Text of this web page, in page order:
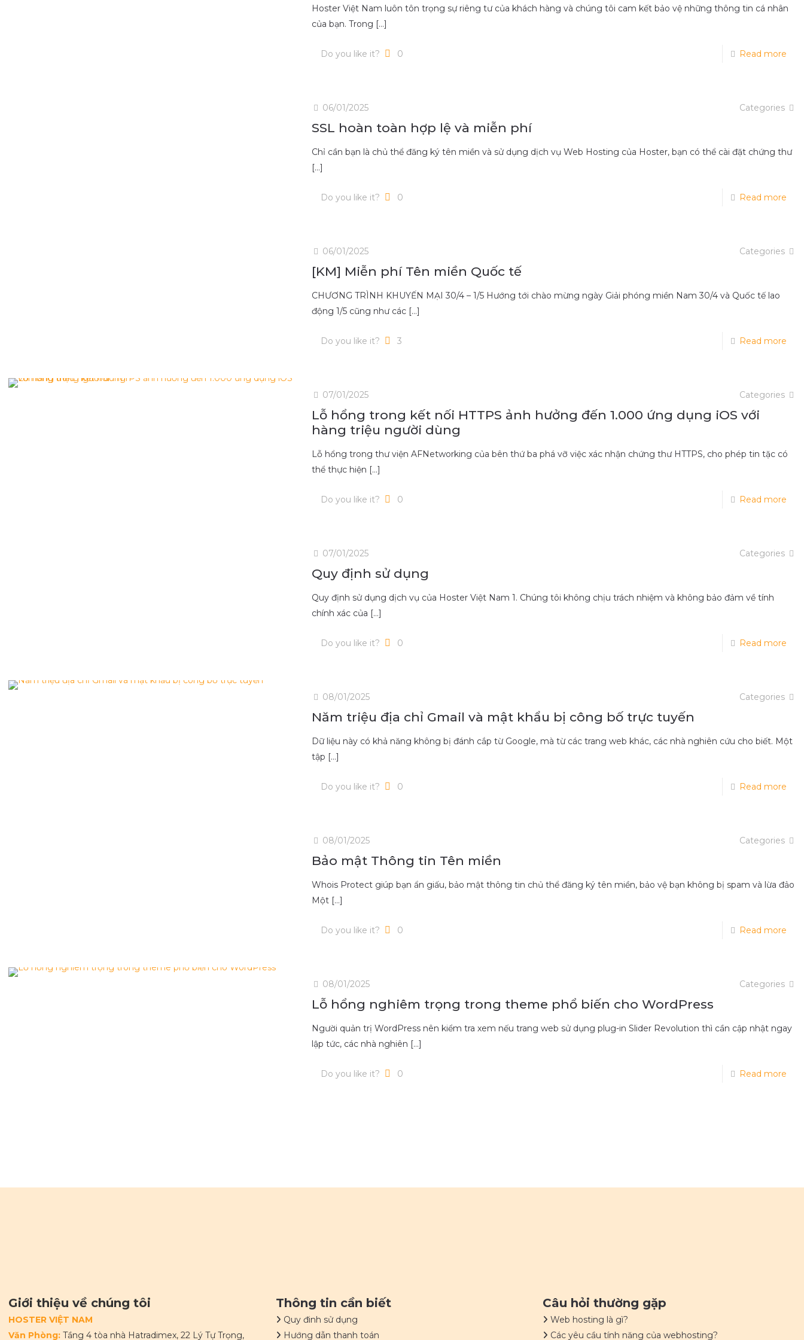
Hoster Việt Nam luôn tôn trọng sự riêng tư của khách hàng và chúng tôi cam kết bảo vệ những thông tin cá nhân
của bạn. Trong […]
Do you like it? 0 Read more
06/01/2025 Categories
SSL hoàn toàn hợp lệ và miễn phí
Chỉ cần bạn là chủ thể đăng ký tên miền và sử dụng dịch vụ Web Hosting của Hoster, bạn có thể cài đặt chứng thư
[…]
Do you like it? 0 Read more
06/01/2025 Categories
[KM] Miễn phí Tên miền Quốc tế
CHƯƠNG TRÌNH KHUYẾN MẠI 30/4 – 1/5 Hướng tới chào mừng ngày Giải phóng miền Nam 30/4 và Quốc tế lao
động 1/5 cũng như các[…]
Do you like it? 3 Read more
07/01/2025 Categories
Lỗ hổng trong kết nối HTTPS ảnh hưởng đến 1.000 ứng dụng iOS với
hàng triệu người dùng
Lỗ hổng trong thư viện AFNetworking của bên thứ ba phá vỡ việc xác nhận chứng thư HTTPS, cho phép tin tặc có
thể thực hiện […]
Do you like it? 0 Read more
07/01/2025 Categories
Quy định sử dụng
Quy định sử dụng dịch vụ của Hoster Việt Nam 1. Chúng tôi không chịu trách nhiệm và không bảo đảm về tính
chính xác của […]
Do you like it? 0 Read more
08/01/2025 Categories
Năm triệu địa chỉ Gmail và mật khẩu bị công bố trực tuyến
Dữ liệu này có khả năng không bị đánh cắp từ Google, mà từ các trang web khác, các nhà nghiên cứu cho biết. Một
tập […]
Do you like it? 0 Read more
08/01/2025 Categories
Bảo mật Thông tin Tên miền
Whois Protect giúp bạn ẩn giấu, bảo mật thông tin chủ thể đăng ký tên miền, bảo vệ bạn không bị spam và lừa đảo
Một[…]
Do you like it? 0 Read more
08/01/2025 Categories
Lỗ hổng nghiêm trọng trong theme phổ biến cho WordPress
Người quản trị WordPress nên kiểm tra xem nếu trang web sử dụng plug-in Slider Revolution thì cần cập nhật ngay
lập tức, các nhà nghiên […]
Do you like it? 0 Read more
Giới thiệu về chúng tôi
HOSTER VIỆT NAM
Văn Phòng: Tầng 4 tòa nhà Hatradimex, 22 Lý Tự Trọng,
Thông tin cần biết
Quy đinh sử dụng
Hướng dẫn thanh toán
Câu hỏi thường gặp
Web hosting là gì?
Các yêu cầu tính năng của webhosting?